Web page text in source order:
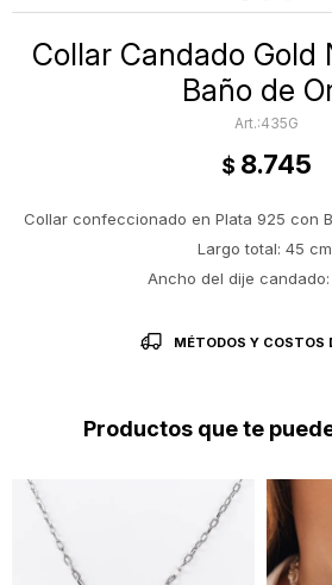
Collar Candado Gold
Baño de
435G
$ 8.745
Collar confeccionado en Plata 925 con
Largo total: 45
Ancho del dije candado:
MÉTODOS Y COSTOS
Productos que te